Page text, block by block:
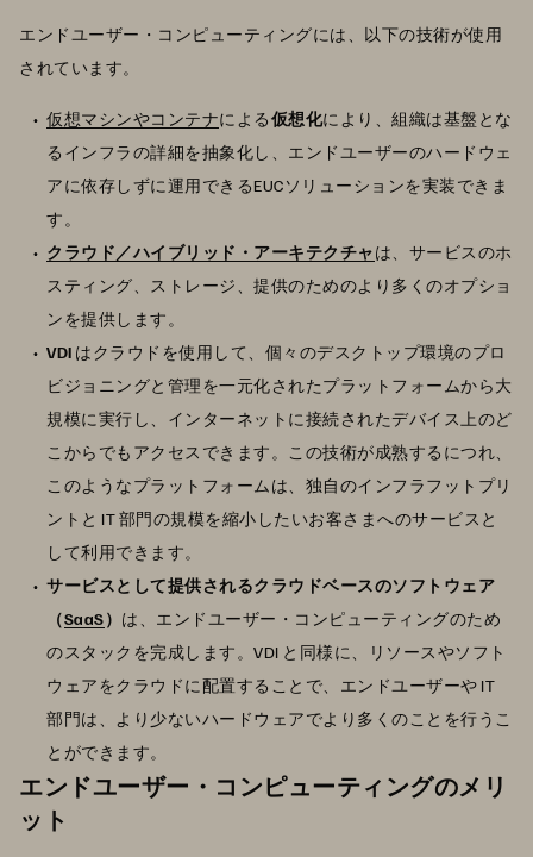
エンドユーザー・コンピューティングには、以下の技術が使用
されています。
仮想マシンやコンテナによる仮想化により、組織は基盤とな
るインフラの詳細を抽象化し、エンドユーザーのハードウェ
アに依存しずに運用できるEUCソリューションを実装できま
す。
クラウド／ハイブリッド・アーキテクチャは、サービスのホ
スティング、ストレージ、提供のためのより多くのオプショ
ンを提供します。
VDI はクラウドを使用して、個々のデスクトップ環境のプロ
ビジョニングと管理を一元化されたプラットフォームから大
規模に実行し、インターネットに接続されたデバイス上のど
こからでもアクセスできます。この技術が成熟するにつれ、
このようなプラットフォームは、独自のインフラフットプリ
ントと IT 部門の規模を縮小したいお客さまへのサービスと
して利用できます。
サービスとして提供されるクラウドベースのソフトウェア
（SaaS） は、エンドユーザー・コンピューティングのため
のスタックを完成します。VDI と同様に、リソースやソフト
ウェアをクラウドに配置することで、エンドユーザーや IT
部門は、より少ないハードウェアでより多くのことを行うこ
とができます。
エンドユーザー・コンピューティングのメリ
ット